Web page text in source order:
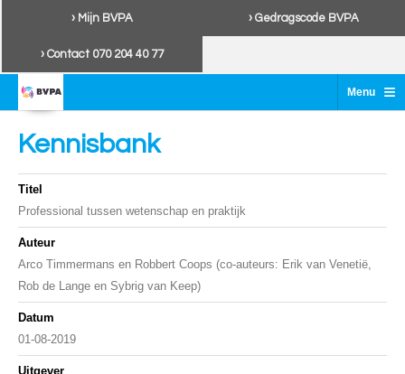
› Mijn BVPA › Gedragscode BVPA
› Contact 070 204 40 77
Menu ≡
Kennisbank
Titel
Professional tussen wetenschap en praktijk
Auteur
Arco Timmermans en Robbert Coops (co-auteurs: Erik van Venetië,
Rob de Lange en Sybrig van Keep)
Datum
01-08-2019
Uitgever